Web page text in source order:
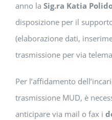
anno la Sig.ra Katia
disposizione per il
(elaborazione dati,
trasmissione per via
Per l’affidamento
trasmissione MUD, è
anticipare via mail o fax i